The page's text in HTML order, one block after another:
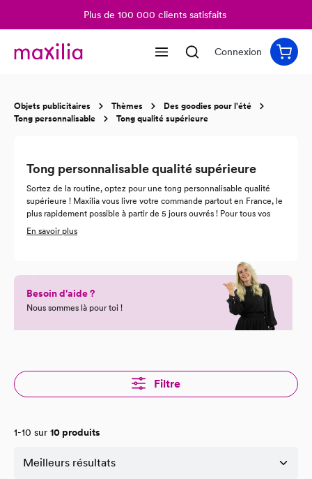
Plus de 100 000 clients satisfaits
Connexion
Objets publicitaires Thèmes
Des goodies pour l'été
Tong personnalisable
Tong qualité supérieure
Tong personnalisable qualité supérieure
Sortez de la routine, optez pour une tong personnalisable qualité
supérieure ! Maxilia vous livre votre commande partout en France, le
plus rapidement possible à partir de 5 jours ouvrés ! Pour tous vos
événements, à la plage ou non, vous pouvez proposer un objet
êtes sûr de marquer les esprits. Résistantes, elles raviront vos
collègues et clients pour un succès assuré !
En savoir plus
Besoin d'aide ?
Nous sommes là pour toi !
Filtre
1-10 sur 10 produits